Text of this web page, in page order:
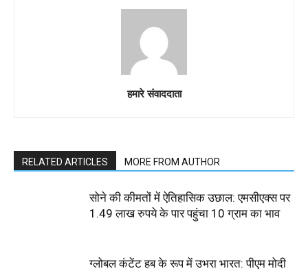
हमारे संवाददाता
RELATED ARTICLES MORE FROM AUTHOR
सोने की कीमतों में ऐतिहासिक उछाल: एमसीएक्स पर
1.49 लाख रुपये के पार पहुंचा 10 ग्राम का भाव
ग्लोबल कंटेंट हब के रूप में उभरा भारत: पीएम मोदी